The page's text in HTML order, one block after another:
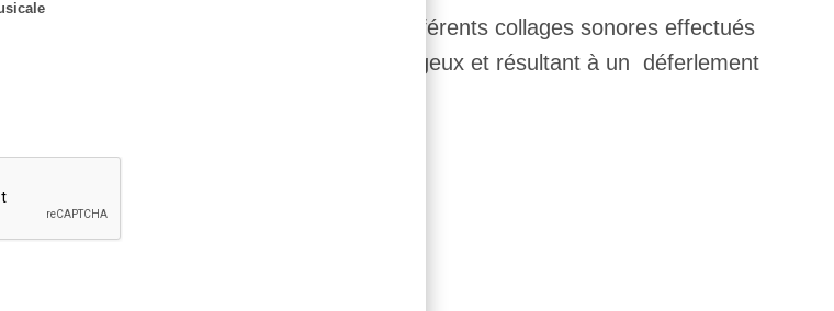
relativement facile de visualiser les différents collages sonores effectués
Le paroxysme de la pièce fut orageux et résultant à un déferlement